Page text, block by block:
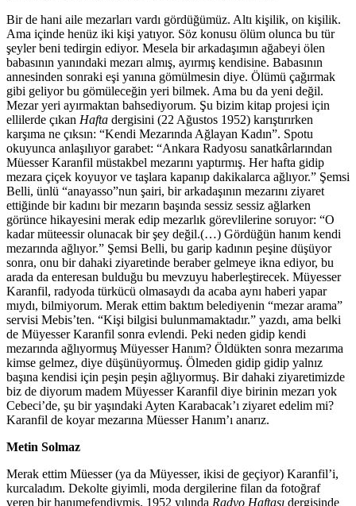
Bir de hani aile mezarları vardı gördüğümüz. Altı kişilik, on kişilik.
Ama içinde henüz iki kişi yatıyor. Söz konusu ölüm olunca bu tür
şeyler beni tedirgin ediyor. Mesela bir arkadaşımın ağabeyi ölen
babasının yanındaki mezarı almış, ayırmış kendisine. Babasının
annesinden sonraki eşi yanına gömülmesin diye. Ölümü çağırmak
gibi geliyor bu gömüleceğin yeri bilmek. Ama bu da yeni değil.
Mezar yeri ayırmaktan bahsediyorum. Şu bizim kitap projesi için
ellilerde çıkan Hafta dergisini (22 Ağustos 1952) karıştırırken
karşıma ne çıksın: “Kendi Mezarında Ağlayan Kadın”. Spotu
okuyunca anlaşılıyor garabet: “Ankara Radyosu sanatkârlarından
Müesser Karanfil müstakbel mezarını yaptırmış. Her hafta gidip
mezara çiçek koyuyor ve taşlara kapanıp dakikalarca ağlıyor.” Şemsi
Belli, ünlü “anayasso”nun şairi, bir arkadaşının mezarını ziyaret
ettiğinde bir kadını bir mezarın başında sessiz sessiz ağlarken
görünce hikayesini merak edip mezarlık görevlilerine soruyor: “O
kadar müteessir olunacak bir şey değil.(…) Gördüğün hanım kendi
mezarında ağlıyor.” Şemsi Belli, bu garip kadının peşine düşüyor
sonra, onu bir dahaki ziyaretinde beraber gelmeye ikna ediyor, bu
arada da enteresan bulduğu bu mevzuyu haberleştirecek. Müyesser
Karanfil, radyoda türkücü olmasaydı da acaba aynı haberi yapar
mıydı, bilmiyorum. Merak ettim baktım belediyenin “mezar arama”
servisi Mebis’ten. “Kişi bilgisi bulunmamaktadır.” yazdı, ama belki
de Müyesser Karanfil sonra evlendi. Peki neden gidip kendi
mezarında ağlıyormuş Müyesser Hanım? Öldükten sonra mezarıma
kimse gelmez, diye düşünüyormuş. Ölmeden gidip gidip yalnız
başına kendisi için peşin peşin ağlıyormuş. Bir dahaki ziyaretimizde
biz de diyorum madem Müyesser Karanfil diye birinin mezarı yok
Cebeci’de, şu bir yaşındaki Ayten Karabacak’ı ziyaret edelim mi?
Karanfil de koyar mezarına Müesser Hanım’ı anarız.
Metin Solmaz
Merak ettim Müesser (ya da Müyesser, ikisi de geçiyor) Karanfil’i,
kurcaladım. Dekolte giyimli, moda dergilerine filan da fotoğraf
veren bir hanımefendiymiş. 1952 yılında Radyo Haftası dergisinde